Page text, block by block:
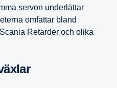
servon underlättar
omfattar bland
Retarder och olika